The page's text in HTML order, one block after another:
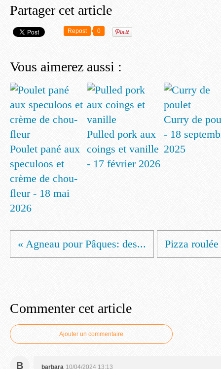
Partager cet article
Repost 0
Vous aimerez aussi :
Poulet pané aux
speculoos et
crème de chou-
fleur - 18 mai
2026
Pulled pork aux
coings et vanille
- 17 février 2026
Curry de
- 18
2025
« Agneau pour Pâques: des... Pizza
Commenter cet article
Ajouter un commentaire
B barbara 10/04/2024 13:13